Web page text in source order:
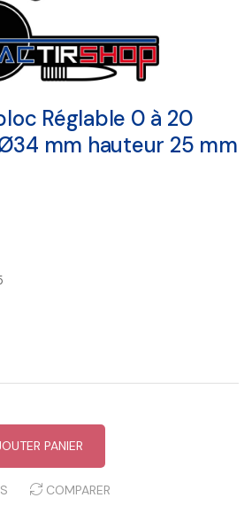
Réglable 0 à 20
mm hauteur 25 mm
PANIER
COMPARER